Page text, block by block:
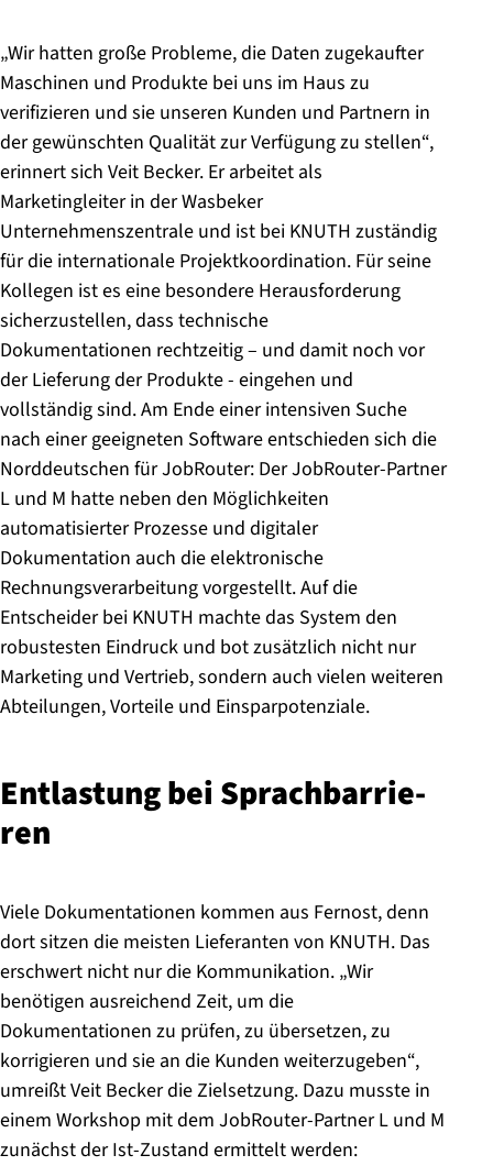
„Wir hatten große Probleme, die Daten zugekaufter
Maschinen und Produkte bei uns im Haus zu
verifizieren und sie unseren Kunden und Partnern in
der gewünschten Qualität zur Verfügung zu stellen“,
erinnert sich Veit Becker. Er arbeitet als
Marketingleiter in der Wasbeker
Unternehmenszentrale und ist bei KNUTH zuständig
für die internationale Projektkoordination. Für seine
Kollegen ist es eine besondere Herausforderung
sicherzustellen, dass technische
Dokumentationen rechtzeitig – und damit noch vor
der Lieferung der Produkte - eingehen und
vollständig sind. Am Ende einer intensiven Suche
nach einer geeigneten Software entschieden sich die
Norddeutschen für JobRouter: Der JobRouter-Partner
L und M hatte neben den Möglichkeiten
automatisierter Prozesse und digitaler
Dokumentation auch die elektronische
Rechnungsverarbeitung vorgestellt. Auf die
Entscheider bei KNUTH machte das System den
robustesten Eindruck und bot zusätzlich nicht nur
Marketing und Vertrieb, sondern auch vielen weiteren
Abteilungen, Vorteile und Einsparpotenziale.
Entlastung bei Sprach­bar­rie­
ren
Viele Dokumentationen kommen aus Fernost, denn
dort sitzen die meisten Lieferanten von KNUTH. Das
erschwert nicht nur die Kommunikation. „Wir
benötigen ausreichend Zeit, um die
Dokumentationen zu prüfen, zu übersetzen, zu
korrigieren und sie an die Kunden weiterzugeben“,
umreißt Veit Becker die Zielsetzung. Dazu musste in
einem Workshop mit dem JobRouter-Partner L und M
zunächst der Ist-Zustand ermittelt werden: